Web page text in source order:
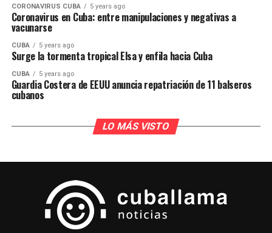
CORONAVIRUS CUBA 5 years ago
Coronavirus en Cuba: entre manipulaciones y negativas a
vacunarse
CUBA 5 years ago
Surge la tormenta tropical Elsa y enfila hacia Cuba
CUBA 5 years ago
Guardia Costera de EEUU anuncia repatriación de 11 balseros
cubanos
LO MÁS VISTO